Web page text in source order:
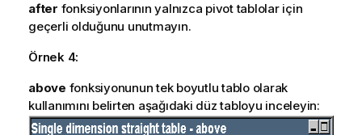
after fonksiyonlarının yalnızca pivot tablolar için
geçerli olduğunu unutmayın.
Örnek 4:
above fonksiyonunun tek boyutlu tablo olarak
kullanımını belirten aşağıdaki düz tabloyu inceleyin: